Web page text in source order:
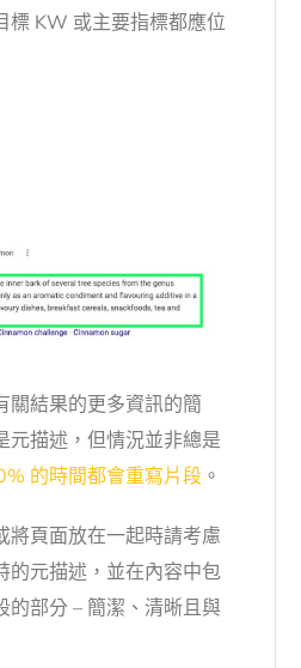
標 KW 或主要指標都應位
關結果的更多資訊的簡
元描述，但情況並非總是
的時間都會重寫片段。
將頁面放在一起時請考慮
的元描述，並在內容中包
的部分 – 簡潔、清晰且與